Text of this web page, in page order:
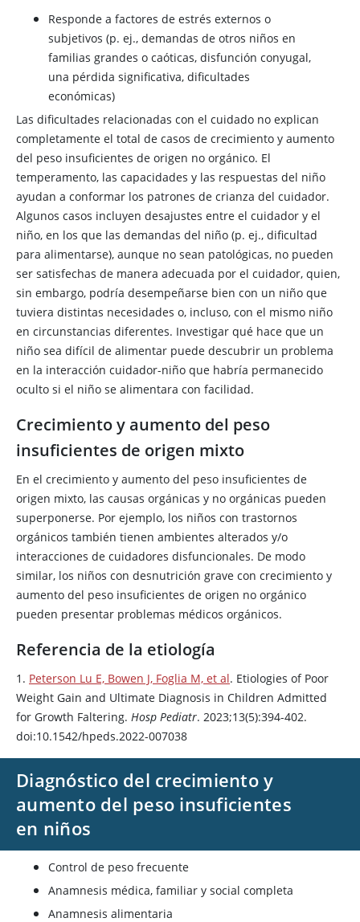
Responde a factores de estrés externos o
subjetivos (p. ej., demandas de otros niños en
familias grandes o caóticas, disfunción conyugal,
una pérdida significativa, dificultades
económicas)
Las dificultades relacionadas con el cuidado no explican
completamente el total de casos de crecimiento y aumento
del peso insuficientes de origen no orgánico. El
temperamento, las capacidades y las respuestas del niño
ayudan a conformar los patrones de crianza del cuidador.
Algunos casos incluyen desajustes entre el cuidador y el
niño, en los que las demandas del niño (p. ej., dificultad
para alimentarse), aunque no sean patológicas, no pueden
ser satisfechas de manera adecuada por el cuidador, quien,
sin embargo, podría desempeñarse bien con un niño que
tuviera distintas necesidades o, incluso, con el mismo niño
en circunstancias diferentes. Investigar qué hace que un
niño sea difícil de alimentar puede descubrir un problema
en la interacción cuidador-niño que habría permanecido
oculto si el niño se alimentara con facilidad.
Crecimiento y aumento del peso
insuficientes de origen mixto
En el crecimiento y aumento del peso insuficientes de
origen mixto, las causas orgánicas y no orgánicas pueden
superponerse. Por ejemplo, los niños con trastornos
orgánicos también tienen ambientes alterados y/o
interacciones de cuidadores disfuncionales. De modo
similar, los niños con desnutrición grave con crecimiento y
aumento del peso insuficientes de origen no orgánico
pueden presentar problemas médicos orgánicos.
Referencia de la etiología
1. Peterson Lu E, Bowen J, Foglia M, et al. Etiologies of Poor
Weight Gain and Ultimate Diagnosis in Children Admitted
for Growth Faltering. Hosp Pediatr. 2023;13(5):394-402.
doi:10.1542/hpeds.2022-007038
Diagnóstico del crecimiento y
aumento del peso insuficientes
en niños
Control de peso frecuente
Anamnesis médica, familiar y social completa
Anamnesis alimentaria